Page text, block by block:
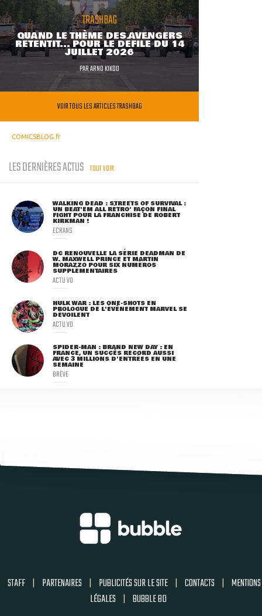
TRASHBAG
QUAND LE THÈME DES AVENGERS
RETENTIT... POUR LE DÉFILÉ DU 14
JUILLET 2026
PARARNO KIKOO
VOIR TOUS LES ARTICLES TRASHBAG
COMICSBLOG.fr
LES DERNIÈRES ACTUS TOUT VOIR
WALKING DEAD : STREETS OF SURVIVAL :
UN BEAT'EM ALL RÉTRO' FAÇON FINAL
FIGHT POUR LA FRANCHISE DE ROBERT
KIRKMAN !
ECRANS
DC RENOUVELLE LA SÉRIE DEADMAN DE
W. MAXWELL PRINCE ET MARTIN
MORAZZO POUR SIX NUMÉROS
SUPPLÉMENTAIRES
ACTU VO
HULK WAR : LES ONE-SHOTS EN
PROLOGUE DE L'ÉVÈNEMENT MARVEL SE
DÉVOILENT
ACTU VO
SPIDER-MAN : BRAND NEW DAY : EN
FRANCE, UN SUCCÈS RECORD AUSSI
AVEC 3 MILLIONS D'ENTRÉES EN UNE
SEMAINE
BRÈVE
STAFF | PARTENAIRES | PUBLICITÉS SUR LE SITE | CONTACTS | MENTIONS
LÉGALES | BUBBLE BD